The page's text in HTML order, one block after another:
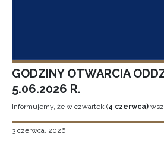
GODZINY OTWARCIA
5.06.2026 R.
Informujemy, że w czwartek (4 czerwca)
3 czerwca, 2026